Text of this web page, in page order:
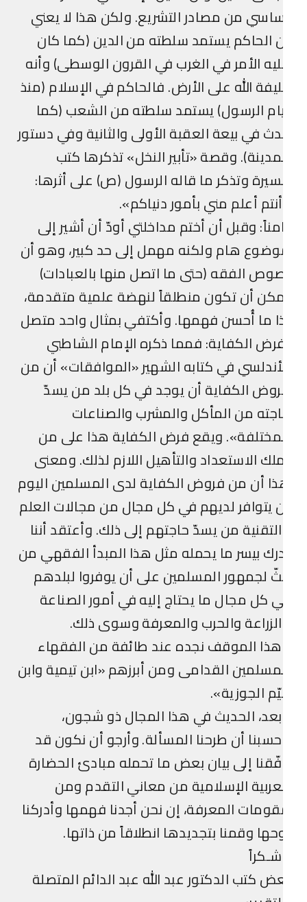
من مصادر التشريع. ولكن هذا لا يعني
الحاكم يستمد سلطته من الدين (كما كان
الأمر في الغرب في القرون الوسطى) وأنه
الله على الأرض. فالحاكم في الإسلام (منذ
الرسول) يستمد سلطته من الشعب (كما
في بيعة العقبة الأولى والثانية وفي دستور
وقصة «تأبير النخل» تذكرها كتب
وتذكر ما قاله الرسول (ص) على أثرها:
أعلم مني بأمور دنياكم».
وقبل أن أختم مداخلتي أودّ أن أشير إلى
هام ولكنه مهمل إلى حد كبير، وهو أن
الفقه (حتى ما اتصل منها بالعبادات)
أن تكون منطلقاً لنهضة علمية متقدمة،
ما أُحسن فهمها. وأكتفي بمثال واحد متصل
الكفاية: فمما ذكره الإمام الشاطبي
في كتابه الشهير «الموافقات» أن من
الكفاية أن يوجد في كل بلد من يسدّ
من المأكل والمشرب والصناعات
ويقع فرض الكفاية هذا على من
الاستعداد والتأهيل اللازم لذلك. ومعنى
أن من فروض الكفاية لدى المسلمين اليوم
يتوافر لديهم في كل مجال من مجالات العلم
من يسدّ حاجتهم إلى ذلك. وأعتقد أننا
بيسر ما يحمله مثل هذا المبدأ الفقهي من
لجمهور المسلمين على أن يوفروا لبلدهم
كل مجال ما يحتاج إليه في أمور الصناعة
والحرب والمعرفة وسوى ذلك.
الموقف نجده عند طائفة من الفقهاء
القدامى ومن أبرزهم «ابن تيمية وابن
الجوزية».
الحديث في هذا المجال ذو شجون،
أن طرحنا المسألة. وأرجو أن نكون قد
إلى بيان بعض ما تحمله مبادئ الحضارة
الإسلامية من معاني التقدم ومن
المعرفة، إن نحن أجدنا فهمها وأدركنا
وقمنا بتجديدها انطلاقاً من ذاتها.
كتب الدكتور عبد الله عبد الدائم المتصلة